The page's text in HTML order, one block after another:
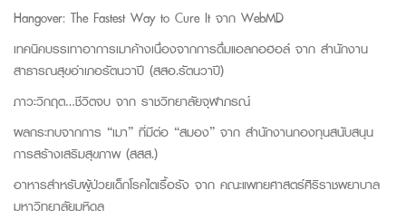
Hangover: The Fastest Way to Cure Itจาก WebMD
เทคนิคบรรเทาอาการเมาค้างเนื่องจากการดื่มแอลกอฮอล์ จาก สำนักงาน
สาธารณสุขอำเภอรัตนวาปี (สสอ.รัตนวาปี)
ภาวะวิกฤต…ชีวิตจบ จาก ราชวิทยาลัยจุฬาภรณ์
ผลกระทบจากการ “เมา” ที่มีต่อ “สมอง” จาก สำนักงานกองทุนสนับสนุน
การสร้างเสริมสุขภาพ (สสส.)
อาหารสำหรับผู้ป่วยเด็กโรคไตเรื้อรัง จาก คณะแพทยศาสตร์ศิริราชพยาบาล
มหาวิทยาลัยมหิดล